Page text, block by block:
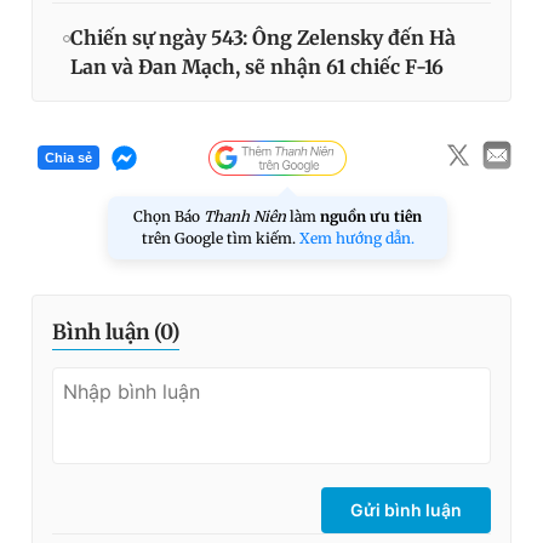
Chiến sự ngày 543: Ông Zelensky đến Hà
Lan và Đan Mạch, sẽ nhận 61 chiếc F-16
Chia sẻ
Chọn Báo Thanh Niên làm nguồn ưu tiên
trên Google tìm kiếm. Xem hướng dẫn.
Bình luận (0)
Gửi bình luận